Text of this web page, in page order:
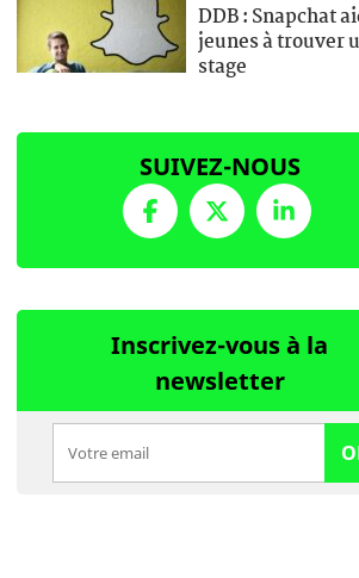
DDB : Snapchat
jeunes à trouver
stage
SUIVEZ-NOUS
Inscrivez-vous à la
newsletter